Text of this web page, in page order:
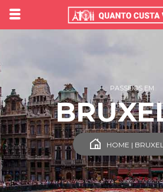
PASSEIOS EM
HOME |